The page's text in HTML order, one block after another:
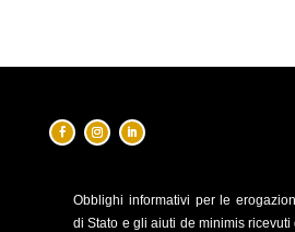
Obblighi informativi per le
di Stato e gli aiuti de minimis